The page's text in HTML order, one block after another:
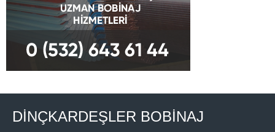
DİNÇKARDEŞLER BOBİNAJ